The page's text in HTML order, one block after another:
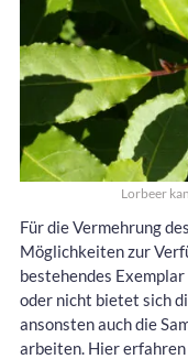
Lorbeer
Für die Vermehrung
Möglichkeiten zur
bestehendes
oder nicht bietet sich
ansonsten auch die
arbeiten. Hier erfahren